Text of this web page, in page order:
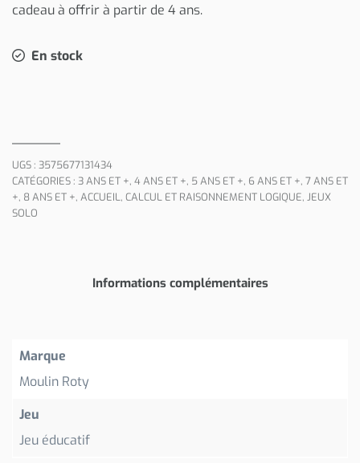
cadeau à offrir à partir de 4 ans.
En stock
UGS : 3575677131434
CATÉGORIES : 3 ANS ET +, 4 ANS ET +, 5 ANS ET +, 6 ANS ET +, 7 ANS ET
+, 8 ANS ET +, ACCUEIL, CALCUL ET RAISONNEMENT LOGIQUE, JEUX
SOLO
Informations complémentaires
Marque
Moulin Roty
Jeu
Jeu éducatif